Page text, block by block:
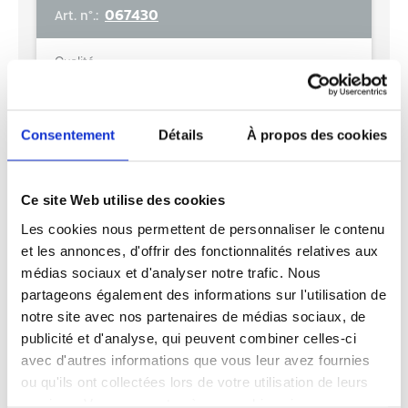
Consentement Détails À propos des cookies
Ce site Web utilise des cookies
Les cookies nous permettent de personnaliser le contenu
et les annonces, d'offrir des fonctionnalités relatives aux
médias sociaux et d'analyser notre trafic. Nous
partageons également des informations sur l'utilisation de
notre site avec nos partenaires de médias sociaux, de
publicité et d'analyse, qui peuvent combiner celles-ci
avec d'autres informations que vous leur avez fournies
ou qu'ils ont collectées lors de votre utilisation de leurs
Poids net / palette (kg)
139,2
Rouleaux x Feuilles / Paquet
8
Unité d'emballage / unité de transport
50
Largeur de l'unité de transport (cm)
75
Hauteur de l'unité de transport (cm)
29
Hauteur de la palette (cm)
215
Poids net / LVE (kg)
1,16
Poids net / unité de transport (kg)
6,2
Art. n°.: 067430
Qualité
9,4 x 11
Poids de base g/m2/Couche
15,6
Couleur
soft beige
Gaufrage
Gaufre
ø rouleau (cm)
12,5
Diamètre du manchon (cm)
4,1
En savoir plus
AJOUTER AU BLOC-NOTES
TÉLÉCHARGER LA FICHE TECHNIQUE
TÉLÉCHARGER LES IMAGES EN RÉSOLUTION
WEB (ZIP)
TÉLÉCHARGER LES IMAGES EN RÉSOLUTION
D'IMPRESSION (ZIP)